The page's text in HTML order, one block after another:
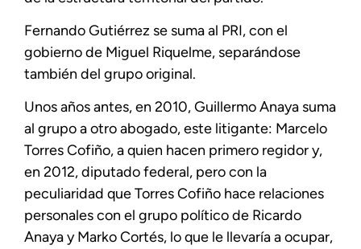
Fernando Gutiérrez se suma al PRI, con el
gobierno de Miguel Riquelme, separándose
también del grupo original.
Unos años antes, en 2010, Guillermo Anaya suma
al grupo a otro abogado, este litigante: Marcelo
Torres Cofiño, a quien hacen primero regidor y,
en 2012, diputado federal, pero con la
peculiaridad que Torres Cofiño hace relaciones
personales con el grupo político de Ricardo
Anaya y Marko Cortés, lo que le llevaría a ocupar,